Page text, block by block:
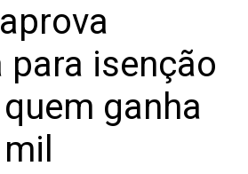
para isenção
ganha